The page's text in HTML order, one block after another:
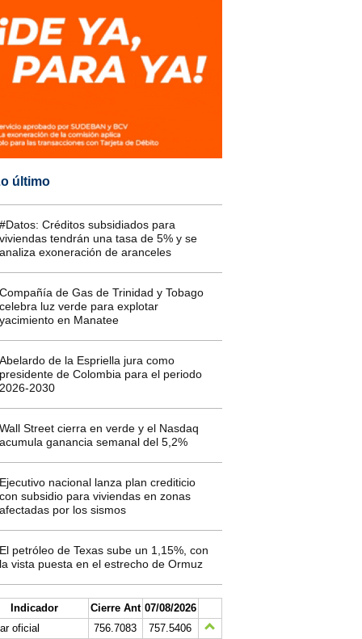
último
Créditos subsidiados para
tendrán una tasa de 5% y se
exoneración de aranceles
de Gas de Trinidad y Tobago
luz verde para explotar
en Manatee
de la Espriella jura como
de Colombia para el periodo
2030
Street cierra en verde y el Nasdaq
ganancia semanal del 5,2%
nacional lanza plan crediticio
subsidio para viviendas en zonas
por los sismos
petróleo de Texas sube un 1,15%, con
vista puesta en el estrecho de Ormuz
Indicador Cierre Ant 07/08/2026
oficial
756.7083 757.5406